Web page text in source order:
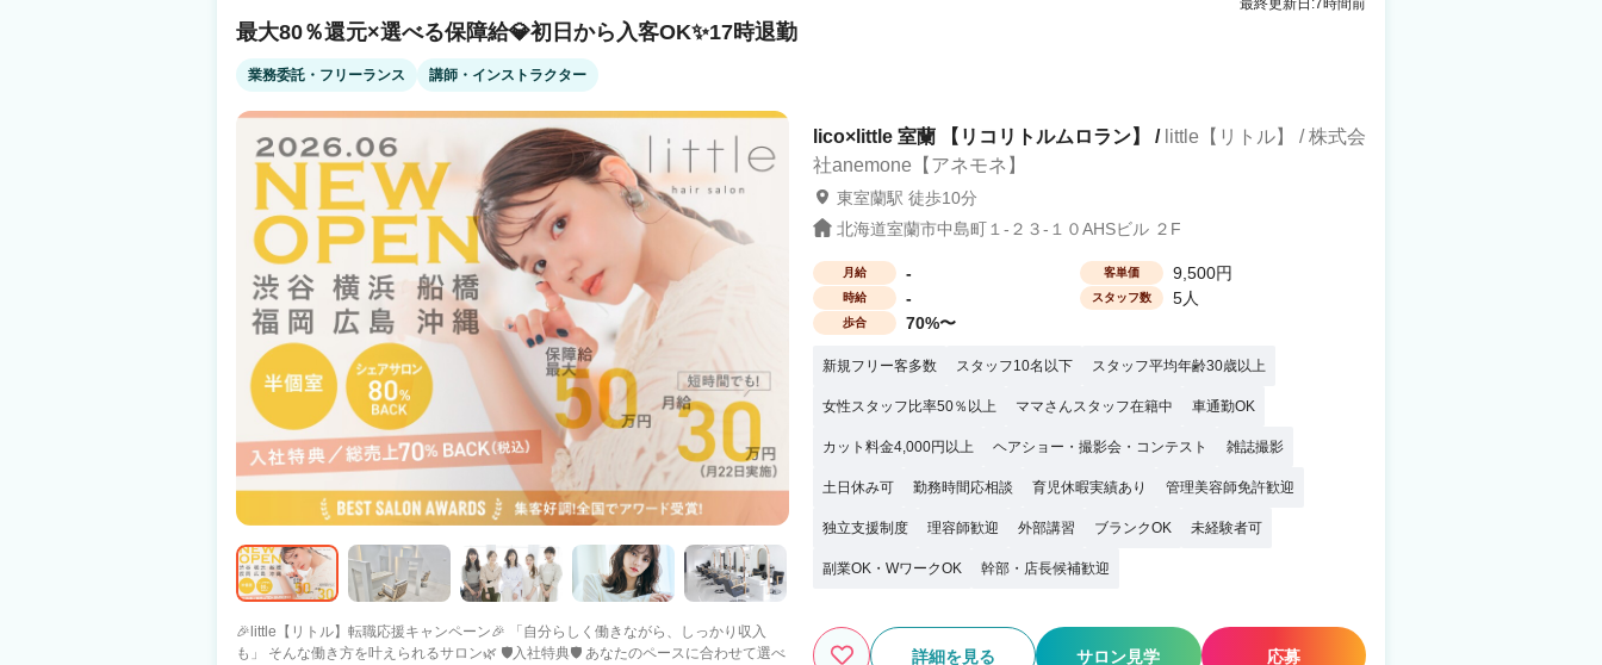
美容師さんの 入社１カ月後の声を集めました♪ 『応募のきっかけ』 ・前職の先輩の紹
介（26歳女性） ・自由シフト（31歳女性） ・全国90店舗以上の安定経営（30歳男
性） 『見学・面接のときの印象は？』 ・給与や人間関係など、個人の悩みを解消でき
る点を解説してくれて優しかった（24歳女性） ・見学で一緒に働く人やサロンの雰囲
気を確認できてよかった（25歳女性） 複数店舗の見学なども実施しております！ まず
はぜひお気軽にお問合せ下さい♪
最終更新日:7時間前
最大80％還元×選べる保障給💎初日から入客OK✨17時退勤
業務委託・フリーランス 講師・インストラクター
🎉little【リトル】転職応援キャンペーン🎉 「自分らしく働きながら、しっかり収入
も」 そんな働き方を叶えられるサロン🌿 🛡️入社特典🛡️ あなたのペースに合わせて選べ
lico×little 室蘭 【リコリトルムロラン】 / little【リトル】 / 株式会
社anemone【アネモネ】
東室蘭駅 徒歩10分
北海道室蘭市中島町１-２３-１０AHSビル ２F
月給 - 客単価 9,500円
時給 - スタッフ数 5人
歩合 70%〜
新規フリー客多数 スタッフ10名以下 スタッフ平均年齢30歳以上
女性スタッフ比率50％以上 ママさんスタッフ在籍中 車通勤OK
カット料金4,000円以上 ヘアショー・撮影会・コンテスト 雑誌撮影
土日休み可 勤務時間応相談 育児休暇実績あり 管理美容師免許歓迎
独立支援制度 理容師歓迎 外部講習 ブランクOK 未経験者可
副業OK・WワークOK 幹部・店長候補歓迎
詳細を見る サロン見学 応募